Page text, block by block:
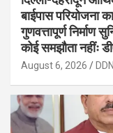
बाईपास परियोजना
गुणवत्तापूर्ण निर्माण
कोई समझौता नहींः
August 6, 2026